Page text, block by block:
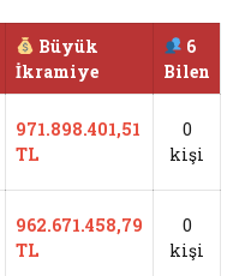
Büyük
İkramiye
6
Bilen
971.898.401,51
TL
0
kişi
962.671.458,79
TL
0
kişi